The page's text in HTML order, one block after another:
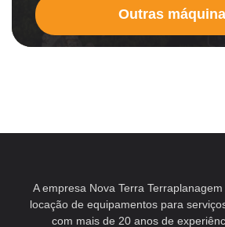
Outras
A empresa Nova Terra
locação de equipamentos para
com mais de 20 anos de